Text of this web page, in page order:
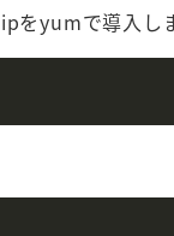
yumで導入しま